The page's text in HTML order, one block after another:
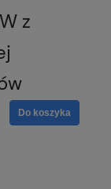
z
Do koszyka